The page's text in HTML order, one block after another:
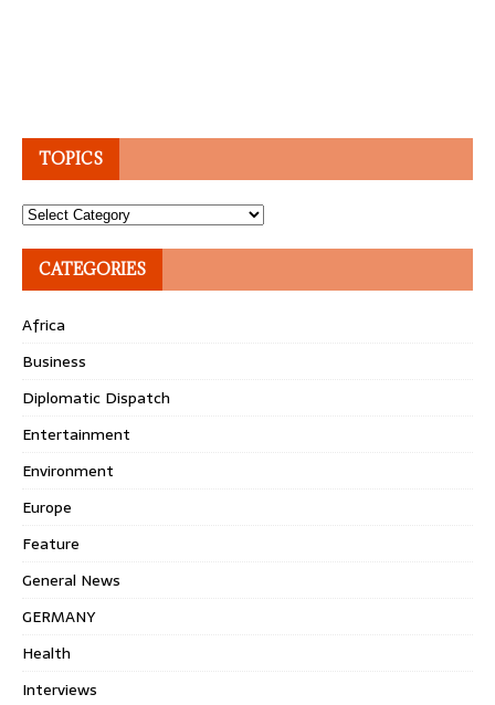
TOPICS
Topics
CATEGORIES
Africa
Business
Diplomatic Dispatch
Entertainment
Environment
Europe
Feature
General News
GERMANY
Health
Interviews